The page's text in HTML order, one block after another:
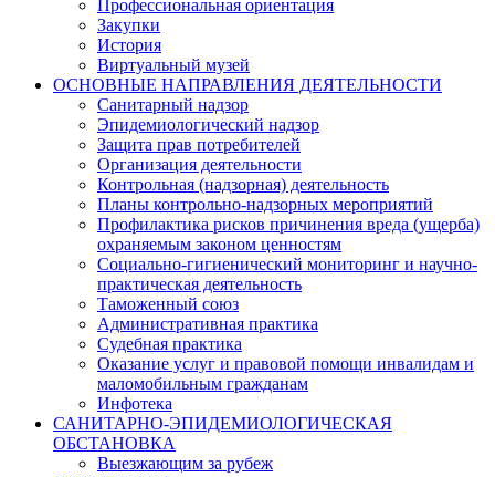
Профессиональная ориентация
Закупки
История
Виртуальный музей
ОСНОВНЫЕ НАПРАВЛЕНИЯ ДЕЯТЕЛЬНОСТИ
Санитарный надзор
Эпидемиологический надзор
Защита прав потребителей
Организация деятельности
Контрольная (надзорная) деятельность
Планы контрольно-надзорных мероприятий
Профилактика рисков причинения вреда (ущерба)
охраняемым законом ценностям
Социально-гигиенический мониторинг и научно-
практическая деятельность
Таможенный союз
Административная практика
Судебная практика
Оказание услуг и правовой помощи инвалидам и
маломобильным гражданам
Инфотека
САНИТАРНО-ЭПИДЕМИОЛОГИЧЕСКАЯ
ОБСТАНОВКА
Выезжающим за рубеж